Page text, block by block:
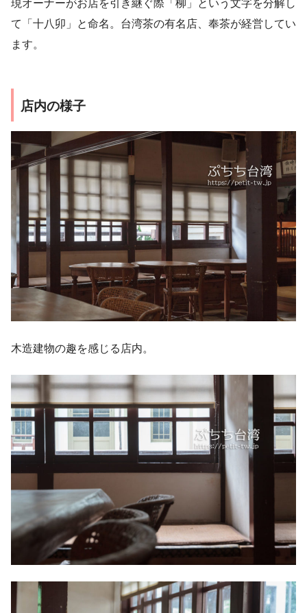
て「十八卯」と命名。台湾茶の有名店、奉茶が経営してい
ます。
店内の様子
木造建物の趣を感じる店内。